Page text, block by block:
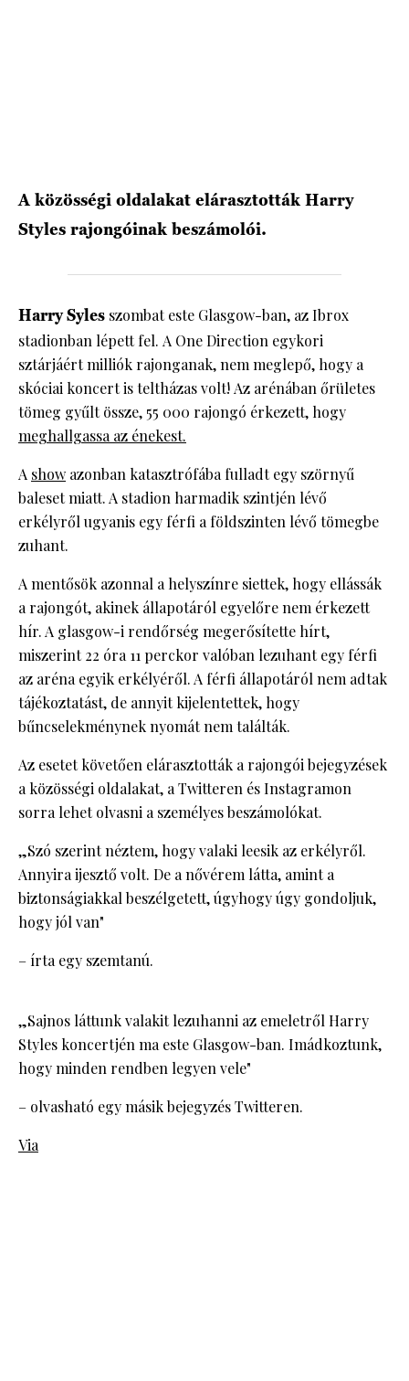
A közösségi oldalakat elárasztották Harry
Styles rajongóinak beszámolói.
Harry Syles szombat este Glasgow-ban, az Ibrox
stadionban lépett fel. A One Direction egykori
sztárjáért milliók rajonganak, nem meglepő, hogy a
skóciai koncert is teltházas volt! Az arénában őrületes
tömeg gyűlt össze, 55 000 rajongó érkezett, hogy
meghallgassa az énekest.
A show azonban katasztrófába fulladt egy szörnyű
baleset miatt. A stadion harmadik szintjén lévő
erkélyről ugyanis egy férfi a földszinten lévő tömegbe
zuhant.
A mentősök azonnal a helyszínre siettek, hogy ellássák
a rajongót, akinek állapotáról egyelőre nem érkezett
hír. A glasgow-i rendőrség megerősítette hírt,
miszerint 22 óra 11 perckor valóban lezuhant egy férfi
az aréna egyik erkélyéről. A férfi állapotáról nem adtak
tájékoztatást, de annyit kijelentettek, hogy
bűncselekménynek nyomát nem találták.
Az esetet követően elárasztották a rajongói bejegyzések
a közösségi oldalakat, a Twitteren és Instagramon
sorra lehet olvasni a személyes beszámolókat.
„Szó szerint néztem, hogy valaki leesik az erkélyről.
Annyira ijesztő volt. De a nővérem látta, amint a
biztonságiakkal beszélgetett, úgyhogy úgy gondoljuk,
hogy jól van"
– írta egy szemtanú.
„Sajnos láttunk valakit lezuhanni az emeletről Harry
Styles koncertjén ma este Glasgow-ban. Imádkoztunk,
hogy minden rendben legyen vele"
– olvasható egy másik bejegyzés Twitteren.
Via